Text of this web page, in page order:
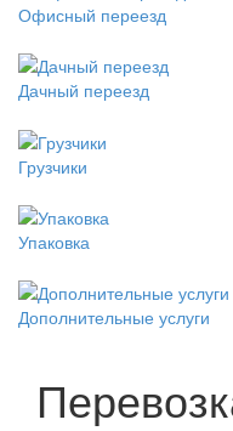
Офисный переезд
Дачный переезд
Грузчики
Упаковка
Дополнительные услуги